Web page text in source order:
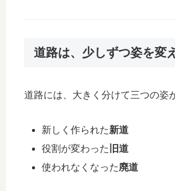
道路は、少しずつ姿を変
道路には、大きく分けて三つの姿
新しく作られた新道
役割が変わった 旧道
使われなくなった廃道